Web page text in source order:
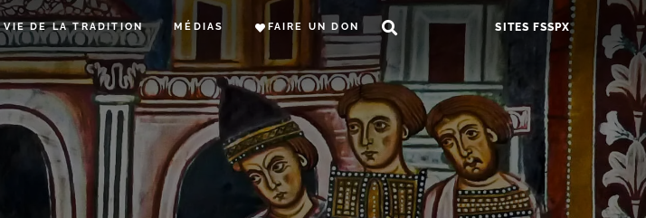
VIE DE LA TRADITION MÉDIAS FAIRE UN DON SITES FSSPX